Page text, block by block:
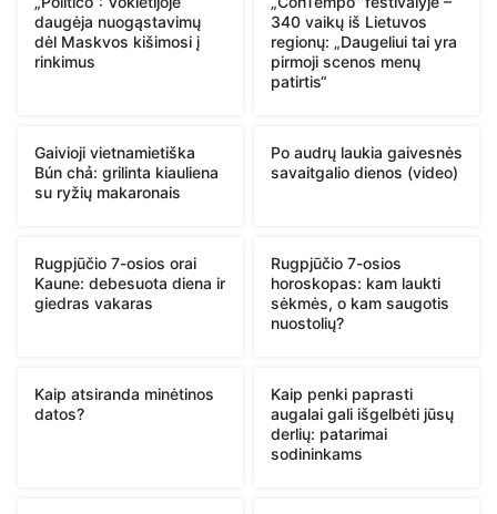
daugėja nuogąstavimų
dėl Maskvos kišimosi į
rinkimus
340 vaikų iš Lietuvos
regionų: „Daugeliui tai yra
pirmoji scenos menų
patirtis“
Gaivioji vietnamietiška
Bún chả: grilinta kiauliena
su ryžių makaronais
Po audrų laukia gaivesnės
savaitgalio dienos (video)
Rugpjūčio 7-osios orai
Kaune: debesuota diena ir
giedras vakaras
Rugpjūčio 7-osios
horoskopas: kam laukti
sėkmės, o kam saugotis
nuostolių?
Kaip atsiranda minėtinos
datos?
Kaip penki paprasti
augalai gali išgelbėti jūsų
derlių: patarimai
sodininkams